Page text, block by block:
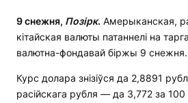
9 снежня, Позірк. Амерыканская,
кітайская валюты патаннелі на
валютна-фондавай біржы 9 снежня.
Курс долара знізіўся да 2,8891
расійскага рубля — да 3,772 за